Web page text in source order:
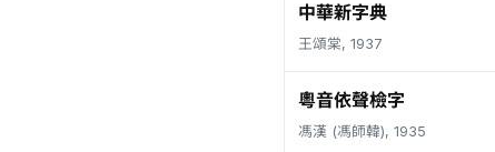
中華新字典
王頌棠, 1937
粵音依聲檢字
馮漢 (馮師韓), 1935